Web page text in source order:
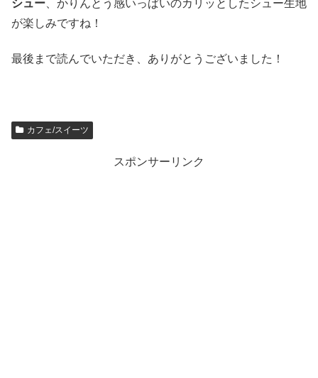
シュー 、かりんとう感いっぱいのカリッとしたシュー生地
が楽しみですね！
最後まで読んでいただき、ありがとうございました！
カフェ/スイーツ
スポンサーリンク